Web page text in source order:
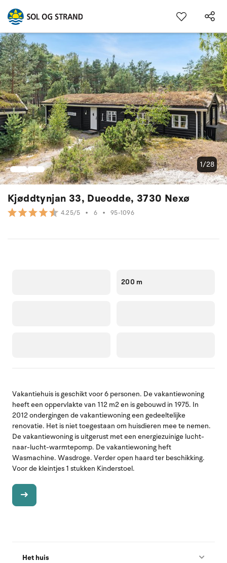
Kjøddtynjan 33, Dueodde, 3730 Nexø
4.25/5 • 6 • 95-1096
1/28
200 m
Vakantiehuis is geschikt voor 6 personen. De vakantiewoning
heeft een oppervlakte van 112 m2 en is gebouwd in 1975. In
2012 ondergingen de vakantiewoning een gedeeltelijke
renovatie. Het is niet toegestaan om huisdieren mee te nemen.
De vakantiewoning is uitgerust met een energiezuinige lucht-
naar-lucht-warmtepomp. De vakantiewoning heft
Wasmachine. Wasdroge. Verder open haard ter beschikking.
Voor de kleintjes 1 stukken Kinderstoel.
Het huis